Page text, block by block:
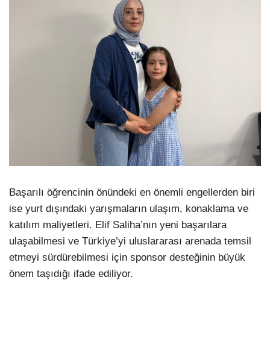
Başarılı öğrencinin önündeki en önemli engellerden biri
ise yurt dışındaki yarışmaların ulaşım, konaklama ve
katılım maliyetleri. Elif Saliha’nın yeni başarılara
ulaşabilmesi ve Türkiye’yi uluslararası arenada temsil
etmeyi sürdürebilmesi için sponsor desteğinin büyük
önem taşıdığı ifade ediliyor.